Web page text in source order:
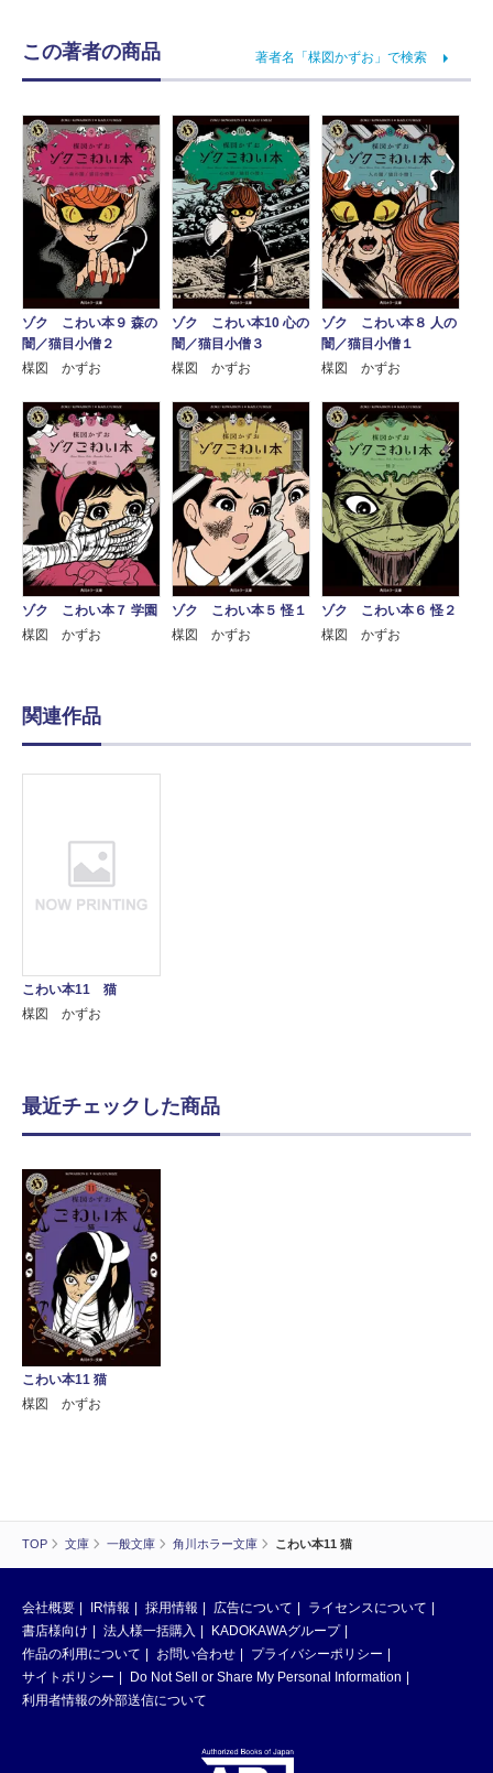
TOP 文庫 一般文庫 角川ホラー文庫 こわい本11 猫
この著者の商品 著者名「楳図かずお」で検索
ゾク こわい本９ 森の
闇／猫目小僧２
楳図 かずお
ゾク こわい本10 心の
闇／猫目小僧３
楳図 かずお
ゾク こわい本８ 人の
闇／猫目小僧１
楳図 かずお
ゾク こわい本７ 学園
楳図 かずお
ゾク こわい本５ 怪１
楳図 かずお
ゾク こわい本６ 怪２
楳図 かずお
関連作品
こわい本11 猫
楳図 かずお
最近チェックした商品
こわい本11 猫
楳図 かずお
会社概要 IR情報 採用情報 広告について
ライセンスについて
書店様向け
法人様一括購入
KADOKAWAグループ
作品の利用について
お問い合わせ
プライバシーポリシー
サイトポリシー
Do Not Sell or Share My Personal Information
利用者情報の外部送信について